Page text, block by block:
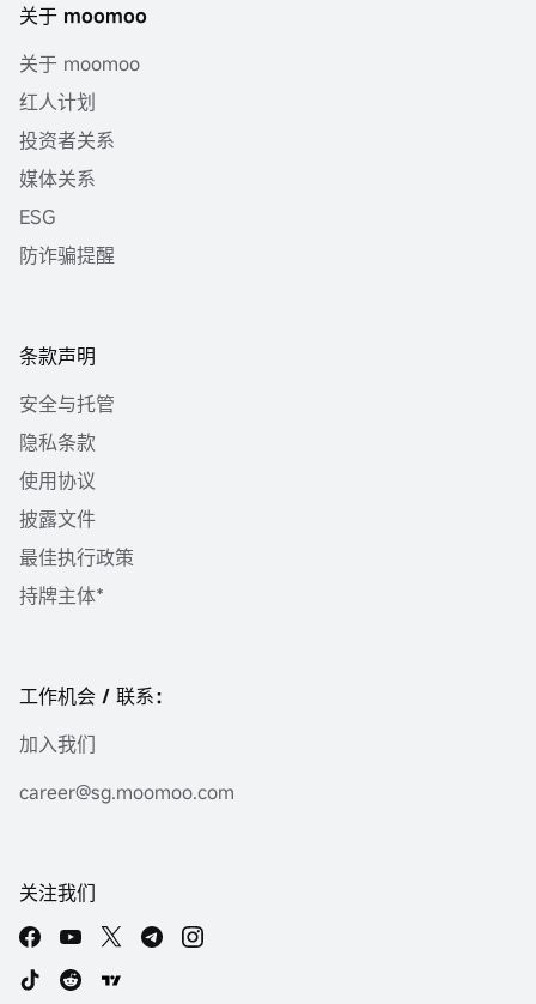
关于 moomoo
关于 moomoo
红人计划
投资者关系
媒体关系
ESG
防诈骗提醒
条款声明
安全与托管
隐私条款
使用协议
披露文件
最佳执行政策
持牌主体*
工作机会 / 联系：
加入我们
career@sg.moomoo.com
关注我们